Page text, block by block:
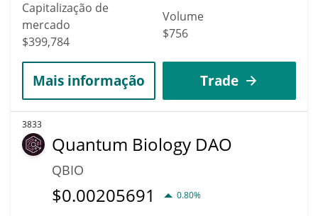
Capitalização de
mercado
$399,784
Volume
$756
Mais informação Trade
3833
Quantum Biology DAO
QBIO
$0.00205691 0.80%